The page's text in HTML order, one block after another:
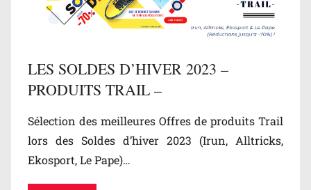
LES SOLDES D’HIVER 2023 –
PRODUITS TRAIL –
Sélection des meilleures Offres de produits Trail
lors des Soldes d’hiver 2023 (Irun, Alltricks,
Ekosport, Le Pape)…